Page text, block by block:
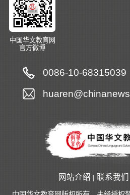
中国华文教育网
官方微博
0086-10-68315039
网站介绍 | 联系我们